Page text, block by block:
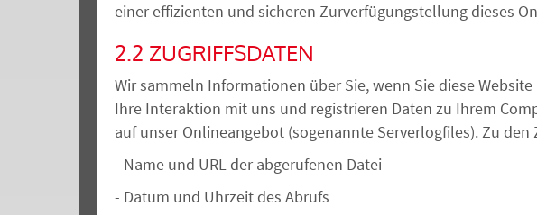
einer effizienten und sicheren Zurverfügungstellung dieses
2.2 ZUGRIFFSDATEN
Wir sammeln Informationen über Sie, wenn Sie diese
Ihre Interaktion mit uns und registrieren Daten zu Ihrem
auf unser Onlineangebot (sogenannte Serverlogfiles). Zu
- Name und URL der abgerufenen Datei
- Datum und Uhrzeit des Abrufs